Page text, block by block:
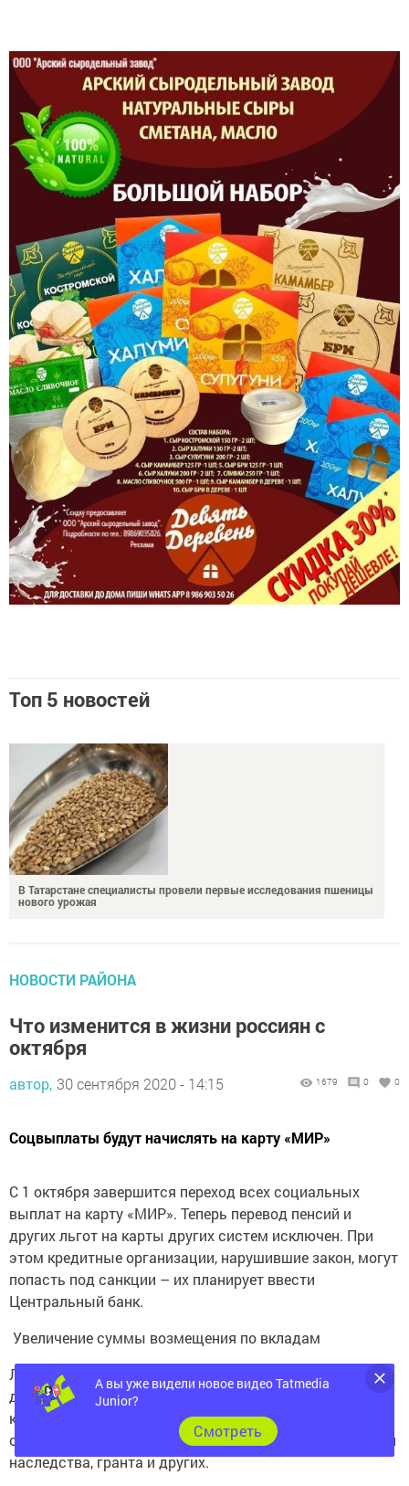
Топ 5 новостей
В Татарстане специалисты провели первые исследования пшеницы
нового урожая
НОВОСТИ РАЙОНА
Что изменится в жизни россиян с
октября
автор, 30 сентября 2020 - 14:15 1679 0 0
Соцвыплаты будут начислять на карту «МИР»
С 1 октября завершится переход всех социальных
выплат на карту «МИР». Теперь перевод пенсий и
других льгот на карты других систем исключен. При
этом кредитные организации, нарушившие закон, могут
попасть под санкции – их планирует ввести
Центральный банк.
Увеличение суммы возмещения по вкладам
Лимит страхового возмещения по вкладам увеличится
до 10 млн рублей. Изменение коснется тех депозитов,
которые были открыты при определенных
обстоятельствах: при продаже жилплощади, получении
наследства, гранта и других.
А вы уже видели новое видео Tatmedia
Junior?
Cмотреть